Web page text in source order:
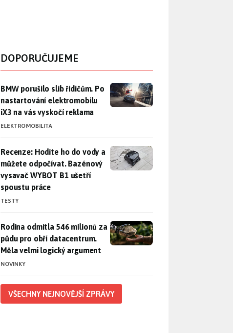
DOPORUČUJEME
BMW porušilo slib řidičům. Po nastartování elektromobilu iX3 na
BMW porušilo slib řidičům. Po
nastartování elektromobilu
iX3 na vás vyskočí reklama
ELEKTROMOBILITA
Recenze: Hodíte ho do vody a můžete odpočívat. Bazénový
Recenze: Hodíte ho do vody a
můžete odpočívat. Bazénový
vysavač WYBOT B1 ušetří
spoustu práce
TESTY
Rodina odmítla 546 milionů za půdu pro obří datacentrum. Měla
Rodina odmítla 546 milionů za
půdu pro obří datacentrum.
Měla velmi logický argument
NOVINKY
VŠECHNY NEJNOVĚJŠÍ ZPRÁVY